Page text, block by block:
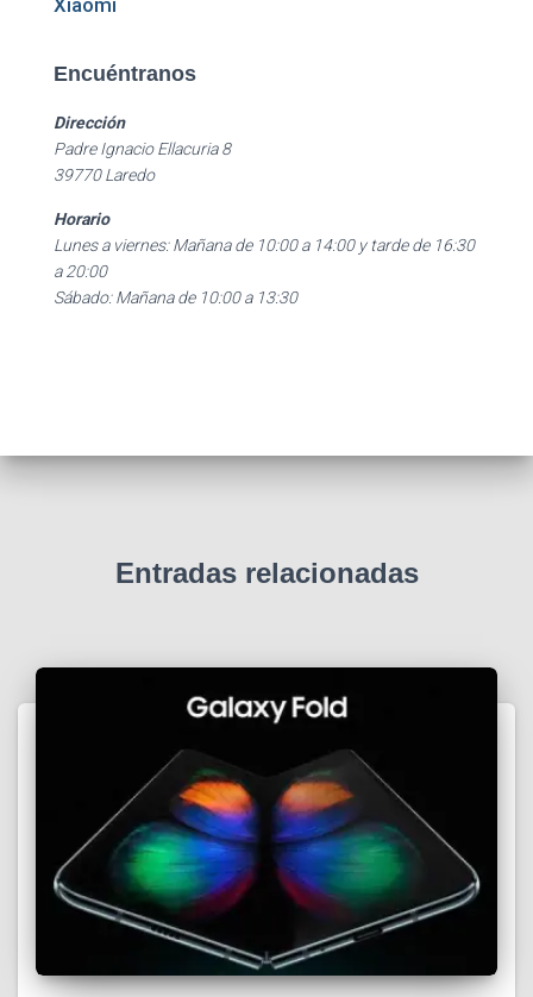
Xiaomi
Encuéntranos
Dirección
Padre Ignacio Ellacuria 8
39770 Laredo
Horario
Lunes a viernes: Mañana de 10:00 a 14:00 y tarde de 16:30
a 20:00
Sábado: Mañana de 10:00 a 13:30
Entradas relacionadas